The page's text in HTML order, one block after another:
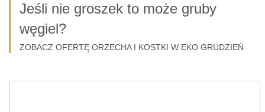
Jeśli nie groszek to może gruby
węgiel?
ZOBACZ OFERTĘ ORZECHA I KOSTKI W EKO GRUDZIEŃ